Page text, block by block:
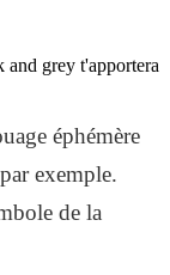
and grey t'apportera
éphémère
exemple.
de la